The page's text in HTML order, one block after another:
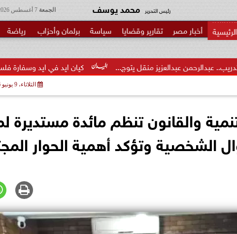
الجمعة رئيس التحرير محمد يوسف
أخبار مصر تقارير وقضايا سياسة برلمان وأحزاب رياضة
كيان ايد في ايد وسفارة فلسطين بالقاهرة منقل يتوج...
الثلاثاء، 9 يونيو 2026
والقانون تنظم مائدة مستديرة
الشخصية وتؤكد أهمية الحوار